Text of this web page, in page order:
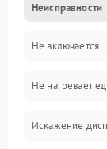
Дверца и
Механика и
Питание и
Неисправности
Не включается
Не нагревает
Искажение